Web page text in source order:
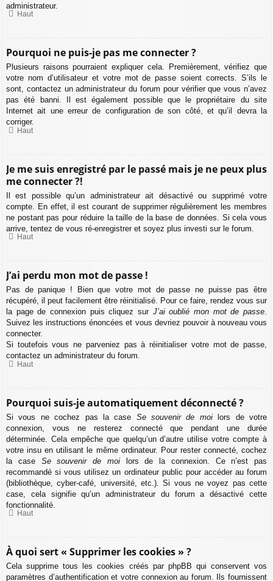
administrateur.
Haut
Pourquoi ne puis-je pas me connecter ?
Plusieurs raisons pourraient expliquer cela. Premièrement, vérifiez que
votre nom d’utilisateur et votre mot de passe soient corrects. S’ils le
sont, contactez un administrateur du forum pour vérifier que vous n’avez
pas été banni. Il est également possible que le propriétaire du site
Internet ait une erreur de configuration de son côté, et qu’il devra la
corriger.
Haut
Je me suis enregistré par le passé mais je ne peux plus
me connecter ?!
Il est possible qu’un administrateur ait désactivé ou supprimé votre
compte. En effet, il est courant de supprimer régulièrement les membres
ne postant pas pour réduire la taille de la base de données. Si cela vous
arrive, tentez de vous ré-enregistrer et soyez plus investi sur le forum.
Haut
J’ai perdu mon mot de passe !
Pas de panique ! Bien que votre mot de passe ne puisse pas être
récupéré, il peut facilement être réinitialisé. Pour ce faire, rendez vous sur
la page de connexion puis cliquez sur J’ai oublié mon mot de passe.
Suivez les instructions énoncées et vous devriez pouvoir à nouveau vous
connecter.
Si toutefois vous ne parveniez pas à réinitialiser votre mot de passe,
contactez un administrateur du forum.
Haut
Pourquoi suis-je automatiquement déconnecté ?
Si vous ne cochez pas la case Se souvenir de moilors de votre
connexion, vous ne resterez connecté que pendant une durée
déterminée. Cela empêche que quelqu’un d’autre utilise votre compte à
votre insu en utilisant le même ordinateur. Pour rester connecté, cochez
la case Se souvenir de moilors de la connexion. Ce n’est pas
recommandé si vous utilisez un ordinateur public pour accéder au forum
(bibliothèque, cyber-café, université, etc.). Si vous ne voyez pas cette
case, cela signifie qu’un administrateur du forum a désactivé cette
fonctionnalité.
Haut
À quoi sert « Supprimer les cookies » ?
Cela supprime tous les cookies créés par phpBB qui conservent vos
paramètres d’authentification et votre connexion au forum. Ils fournissent